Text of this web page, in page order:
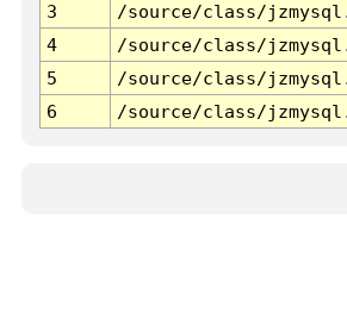
3
/source/class/
4
/source/class/
5
/source/class/
6
/source/class/